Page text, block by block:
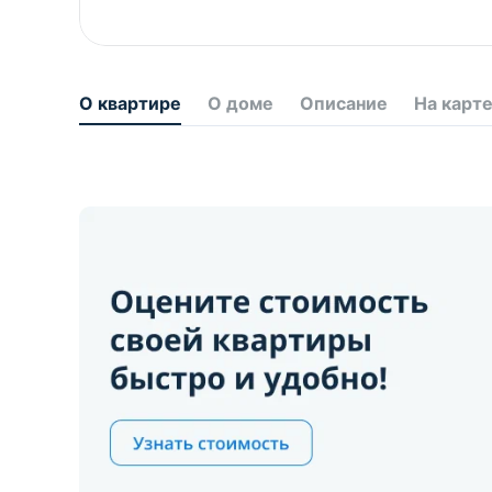
О квартире О доме Описание На карте